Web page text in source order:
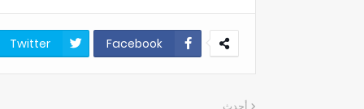
Facebook
Twitter
أحدث